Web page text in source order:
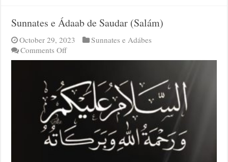
Sunnates e Ádaab de Saudar (Salám)
October 29, 2023
Sunnates e Adábes
Comments Offon
Sunnates
Ádaab
de
Saudar
(Salám)